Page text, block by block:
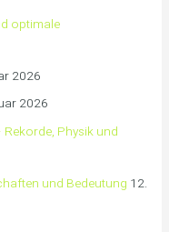
optimale
2026
2026
Physik und
und Bedeutung 12.